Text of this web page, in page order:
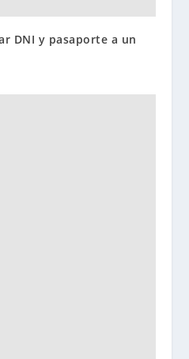
DNI y pasaporte a un